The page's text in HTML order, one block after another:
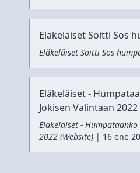
Eläkeläiset Soitti Sos
Eläkeläiset Soitti Sos
Eläkeläiset -
Jokisen Valintaan 2022
Eläkeläiset -
2022 (Website) | 16 ene